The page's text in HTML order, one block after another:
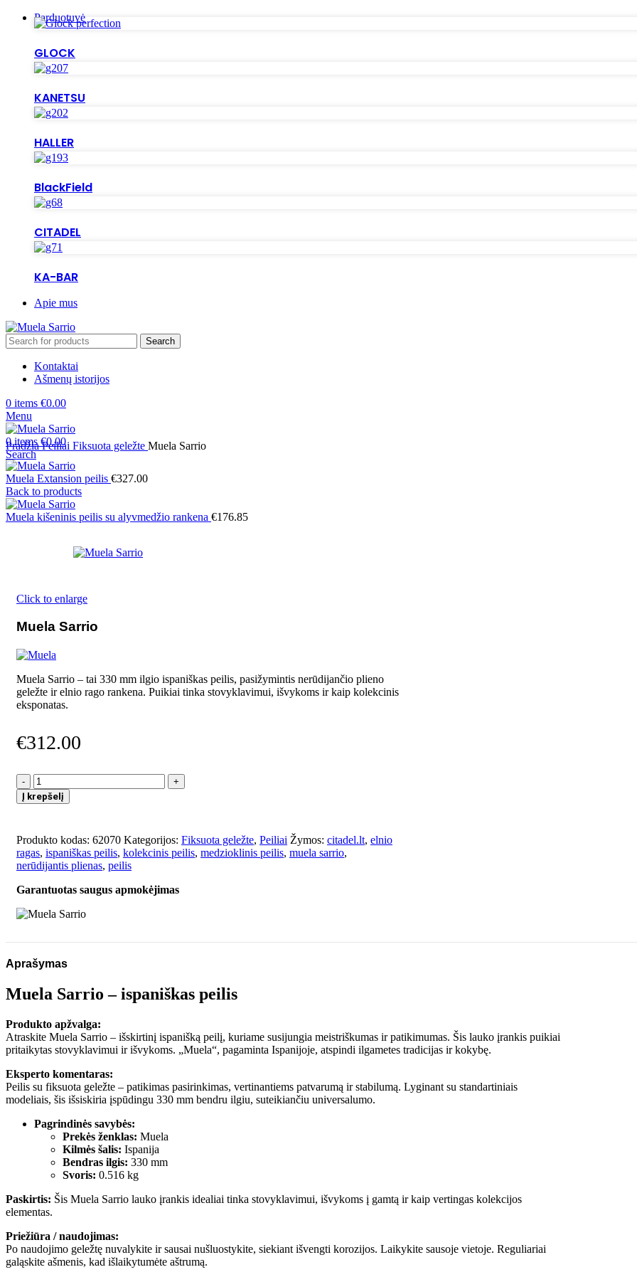
Parduotuvė
GLOCK
KANETSU
HALLER
BlackField
CITADEL
KA-BAR
Apie mus
Search
Kontaktai
Ašmenų istorijos
0 items €0.00
Menu
0items €0.00
Search
PradžiaPeiliai Fiksuota geležte Muela Sarrio
Muela Extansion peilis €327.00
Back to products
Muela kišeninis peilis su alyvmedžio rankena €176.85
Click to enlarge
Muela Sarrio
Muela Sarrio – tai 330 mm ilgio ispaniškas peilis, pasižymintis nerūdijančio plieno
geležte ir elnio rago rankena. Puikiai tinka stovyklavimui, išvykoms ir kaip kolekcinis
eksponatas.
€312.00
produkto
kiekis:
Muela
Į krepšelį
Produkto kodas: 62070 Kategorijos: Fiksuota geležte, Peiliai Žymos: citadel.lt, elnio
ragas, ispaniškas peilis, kolekcinis peilis, medzioklinis peilis, muela sarrio,
nerūdijantis plienas, peilis
Garantuotas saugus apmokėjimas
Aprašymas
Muela Sarrio – ispaniškas peilis
Produkto apžvalga:
Atraskite Muela Sarrio – išskirtinį ispanišką peilį, kuriame susijungia meistriškumas ir patikimumas. Šis lauko įrankis puikiai
pritaikytas stovyklavimui ir išvykoms. „Muela“, pagaminta Ispanijoje, atspindi ilgametes tradicijas ir kokybę.
Eksperto komentaras:
Peilis su fiksuota geležte – patikimas pasirinkimas, vertinantiems patvarumą ir stabilumą. Lyginant su standartiniais
modeliais, šis išsiskiria įspūdingu 330 mm bendru ilgiu, suteikiančiu universalumo.
Pagrindinės savybės:
Prekės ženklas: Muela
Kilmės šalis: Ispanija
Bendras ilgis: 330 mm
Svoris: 0.516 kg
Paskirtis: Šis Muela Sarrio lauko įrankis idealiai tinka stovyklavimui, išvykoms į gamtą ir kaip vertingas kolekcijos
elementas.
Priežiūra / naudojimas:
Po naudojimo geležtę nuvalykite ir sausai nušluostykite, siekiant išvengti korozijos. Laikykite sausoje vietoje. Reguliariai
galąskite ašmenis, kad išlaikytumėte aštrumą.